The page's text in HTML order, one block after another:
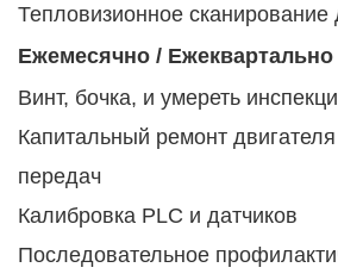
Тепловизионное сканирование
Ежемесячно / Ежеквартально
Винт, бочка, и умереть
Капитальный ремонт
передач
Калибровка PLC и датчиков
Последовательное